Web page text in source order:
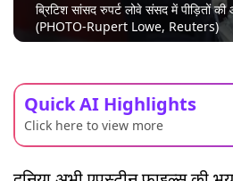
ब्रिटिश सांसद रुपर्ट लोवे संसद में पीड़ितों
(PHOTO-Rupert Lowe, Reuters)
Quick AI Highlights
Click here to view more